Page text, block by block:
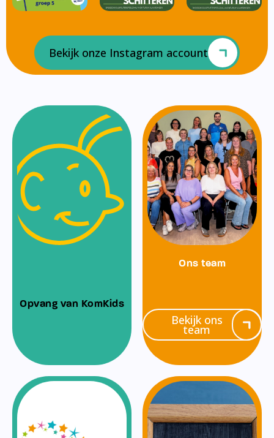
Bekijk onze Instagram account
Opvang van KomKids
Ons team
Bekijk ons
team